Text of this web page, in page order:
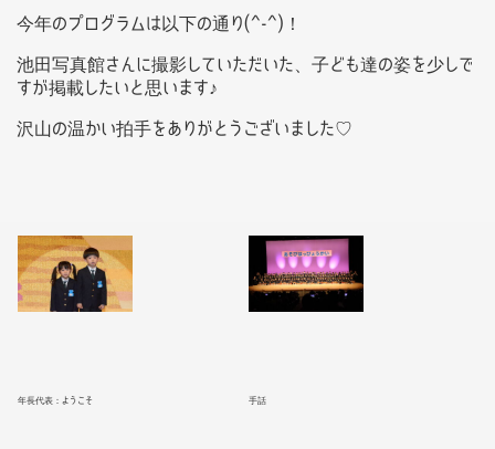
今年のプログラムは以下の通り(^-^)！
池田写真館さんに撮影していただいた、子ども達の姿を少しで
すが掲載したいと思います♪
沢山の温かい拍手をありがとうございました♡
年長代表：ようこそ 手話